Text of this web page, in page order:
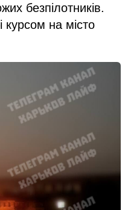
безпілотників.
курсом на місто